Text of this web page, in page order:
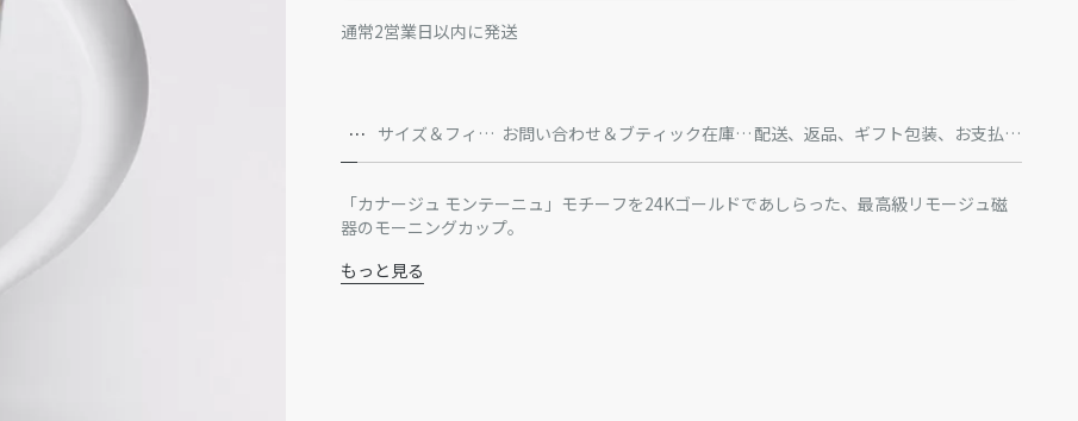
通常2営業日以内に発送
詳
細
サイズ＆フィッ
ト
お問い合わせ＆ブティック在庫状
況
配送、返品、ギフト包装、お支払方
法
「カナージュ モンテーニュ」モチーフを24Kゴールドであしらった、最高級リモージュ磁
器のモーニングカップ。
磁器100%
もっと見る